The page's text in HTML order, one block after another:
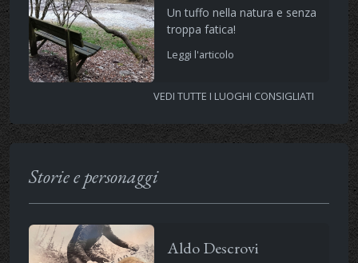
Un tuffo nella natura e senza
troppa fatica!
Leggi l'articolo
VEDI TUTTE I LUOGHI CONSIGLIATI
Storie e personaggi
Aldo Descrovi